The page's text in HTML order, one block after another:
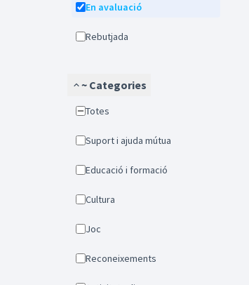
En avaluació
Rebutjada
~ Categories
Totes
Suport i ajuda mútua
Educació i formació
Cultura
Joc
Reconeixements